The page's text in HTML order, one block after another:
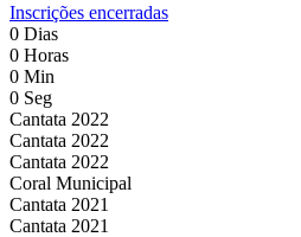
Inscrições encerradas
0 Dias
0 Horas
0 Min
0 Seg
Cantata 2022
Cantata 2022
Cantata 2022
Coral Municipal
Cantata 2021
Cantata 2021